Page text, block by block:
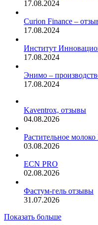
17.08.2024
Curion Finance –
17.08.2024
Институт
17.08.2024
Энимо –
17.08.2024
Kaventrox, отзывы
04.08.2026
Растительное
03.08.2026
ECN PRO
02.08.2026
Фастум-гель отзывы
31.07.2026
Показать больше